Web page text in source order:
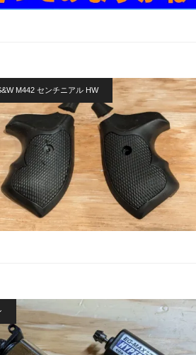
M442 センチニアル HW